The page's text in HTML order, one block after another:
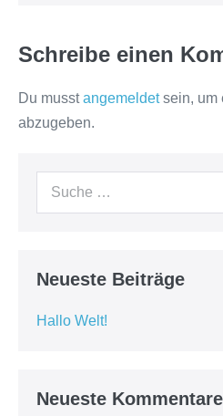
Schreibe einen
Du musstangemeldetsein, um
abzugeben.
Suche
Neueste Beiträge
Hallo Welt!
Neueste Kommentare